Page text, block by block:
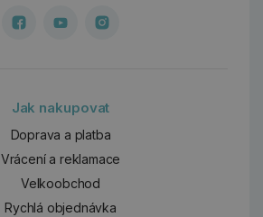
Jak nakupovat
Doprava a platba
Vrácení a reklamace
Velkoobchod
Rychlá objednávka